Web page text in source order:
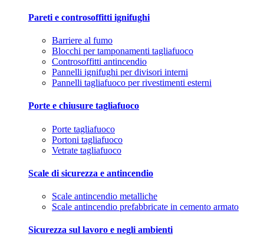
Pareti e controsoffitti ignifughi
Barriere al fumo
Blocchi per tamponamenti tagliafuoco
Controsoffitti antincendio
Pannelli ignifughi per divisori interni
Pannelli tagliafuoco per rivestimenti esterni
Porte e chiusure tagliafuoco
Porte tagliafuoco
Portoni tagliafuoco
Vetrate tagliafuoco
Scale di sicurezza e antincendio
Scale antincendio metalliche
Scale antincendio prefabbricate in cemento armato
Sicurezza sul lavoro e negli ambienti